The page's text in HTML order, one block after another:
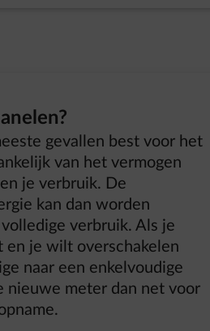
gevallen best voor het
van het vermogen
je verbruik. De
kan dan worden
verbruik. Als je
en je wilt overschakelen
naar een enkelvoudige
nieuwe meter dan net voor